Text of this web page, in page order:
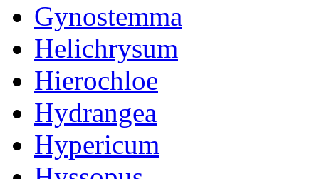
Gynostemma
Helichrysum
Hierochloe
Hydrangea
Hypericum